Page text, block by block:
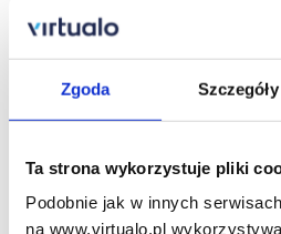
Zgoda Szczegóły
Ta strona wykorzystuje pliki
Podobnie jak w innych
na www.virtualo.pl
Filtruj